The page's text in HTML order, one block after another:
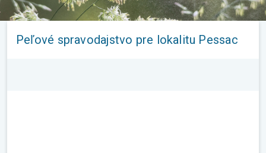
Peľové spravodajstvo pre lokalitu Pessac